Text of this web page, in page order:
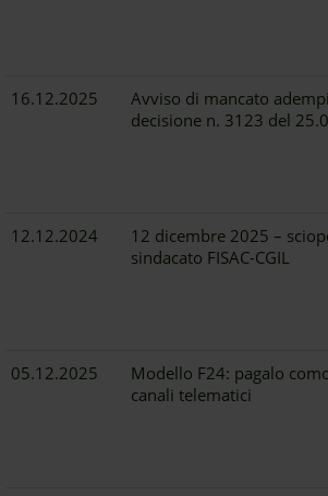
16.12.2025
Avviso di mancato
decisione n. 3123 del
12.12.2024
12 dicembre 2025 –
sindacato FISAC-CGIL
05.12.2025
Modello F24: pagalo
canali telematici